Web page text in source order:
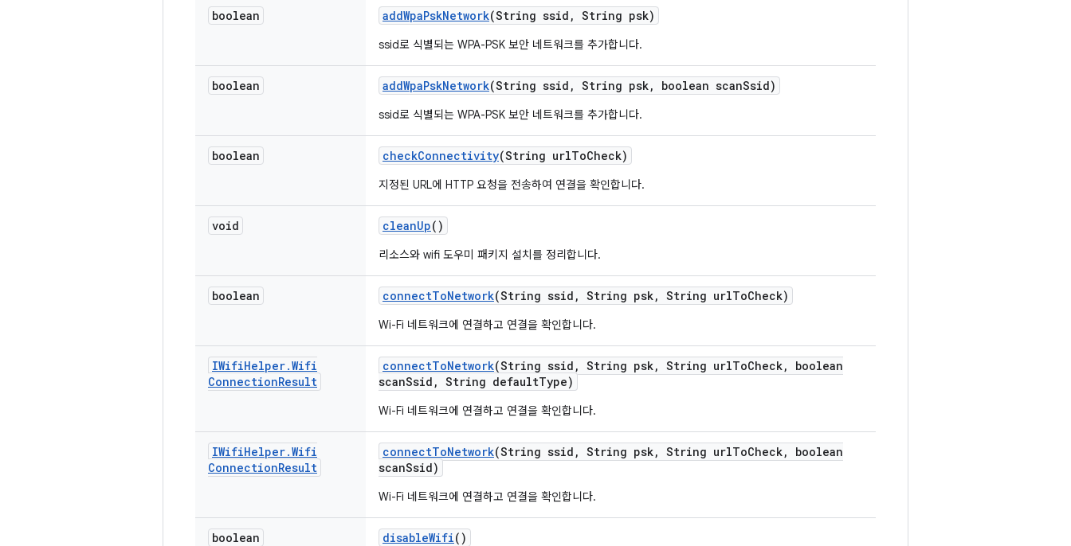
boolean addWpaPskNetwork(String ssid , String psk)
ssid로 식별되는 WPA-PSK 보안 네트워크를 추가합니다.
boolean addWpaPskNetwork(String ssid , String psk, boolean scanSsid)
ssid로 식별되는 WPA-PSK 보안 네트워크를 추가합니다.
boolean checkConnectivity(String urlToCheck)
지정된 URL에 HTTP 요청을 전송하여 연결을 확인합니다.
void cleanUp()
리소스와 wifi 도우미 패키지 설치를 정리합니다.
boolean connectToNetwork(String ssid , String psk, String urlToCheck)
Wi-Fi 네트워크에 연결하고 연결을 확인합니다.
IWifiHelper.Wifi
ConnectionResult
connectToNetwork(String ssid , String psk, String urlToCheck,
boolean
scanSsid , String defaultType)
Wi-Fi 네트워크에 연결하고 연결을 확인합니다.
IWifiHelper.Wifi
ConnectionResult
connectToNetwork(String ssid , String psk, String urlToCheck,
boolean
scanSsid)
Wi-Fi 네트워크에 연결하고 연결을 확인합니다.
boolean disableWifi()